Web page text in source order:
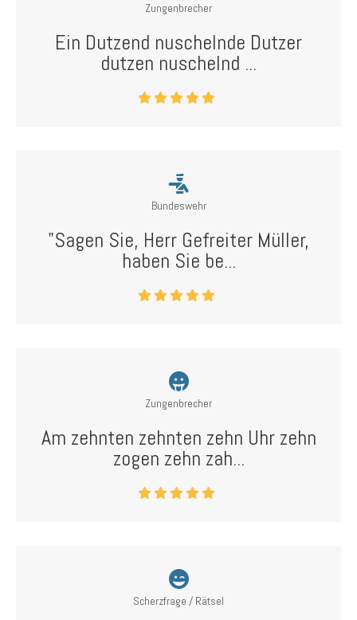
Zungenbrecher
Ein Dutzend nuschelnde Dutzer
dutzen nuschelnd ...
Bundeswehr
"Sagen Sie, Herr Gefreiter Müller,
haben Sie be...
Zungenbrecher
Am zehnten zehnten zehn Uhr zehn
zogen zehn zah...
Scherzfrage / Rätsel